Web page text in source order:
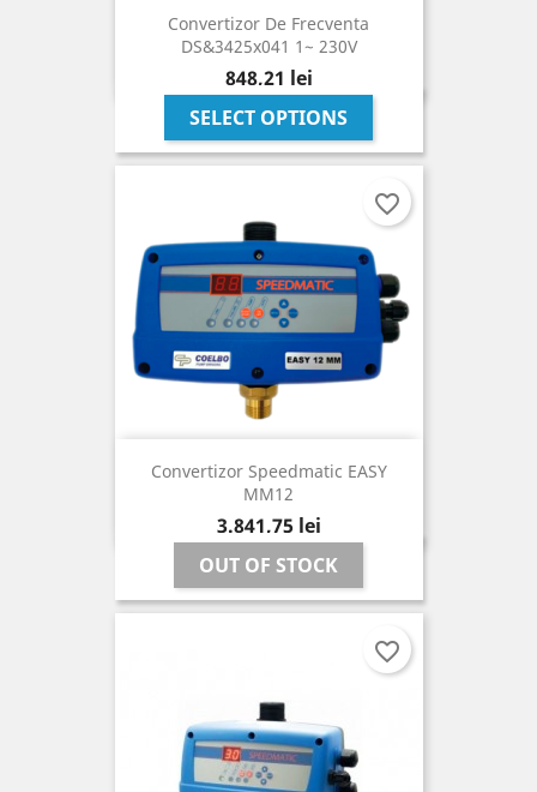
Convertizor De Frecventa
DS&3425x041 1~ 230V
Pret
848,21 lei
SELECT OPTIONS
Convertizor Speedmatic EASY
MM12
Pret
3.841,75 lei
OUT OF STOCK
favorite_border
favorite_border